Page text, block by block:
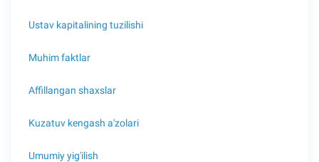
Ustav kapitalining tuzilishi
Muhim faktlar
Affillangan shaxslar
Kuzatuv kengash a'zolari
Umumiy yig'ilish